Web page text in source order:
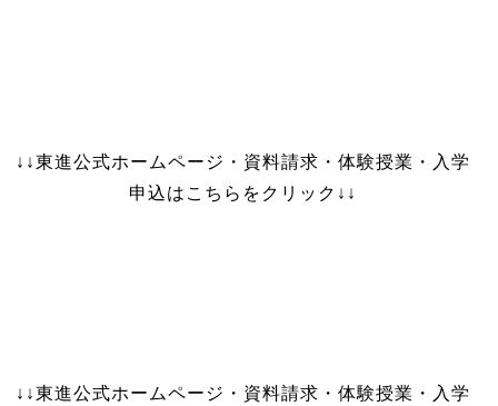
↓↓東進公式ホームページ・資料請求・体験授業・入学
申込はこちらをクリック↓↓
↓↓東進公式ホームページ・資料請求・体験授業・入学